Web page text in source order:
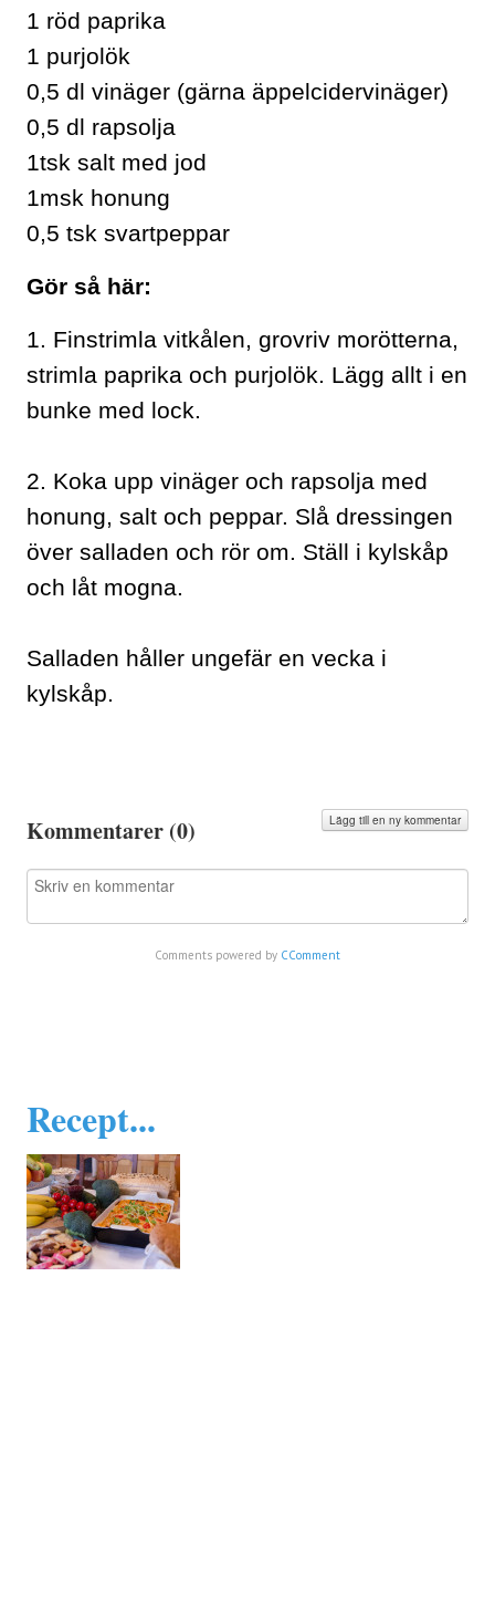
1 röd paprika
1 purjolök
0,5 dl vinäger (gärna äppelcidervinäger)
0,5 dl rapsolja
1tsk salt med jod
1msk honung
0,5 tsk svartpeppar
Gör så här:
1. Finstrimla vitkålen, grovriv morötterna,
strimla paprika och purjolök. Lägg allt i en
bunke med lock.
2. Koka upp vinäger och rapsolja med
honung, salt och peppar. Slå dressingen
över salladen och rör om. Ställ i kylskåp
och låt mogna.
Salladen håller ungefär en vecka i
kylskåp.
Kommentarer (0) Lägg till en ny kommentar
Comments powered by CComment
Recept...